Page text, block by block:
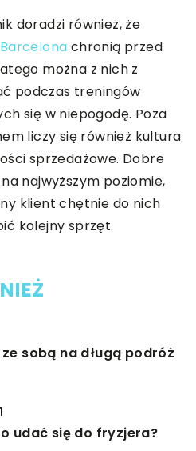
doradzi również, że
chronią przed
można z nich z
podczas treningów
się w niepogodę. Poza
liczy się również kultura
sprzedażowe. Dobre
najwyższym poziomie,
klient chętnie do nich
kolejny sprzęt.
sobą na długą podróż
udać się do fryzjera?